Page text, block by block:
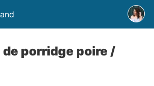
porridge poire /